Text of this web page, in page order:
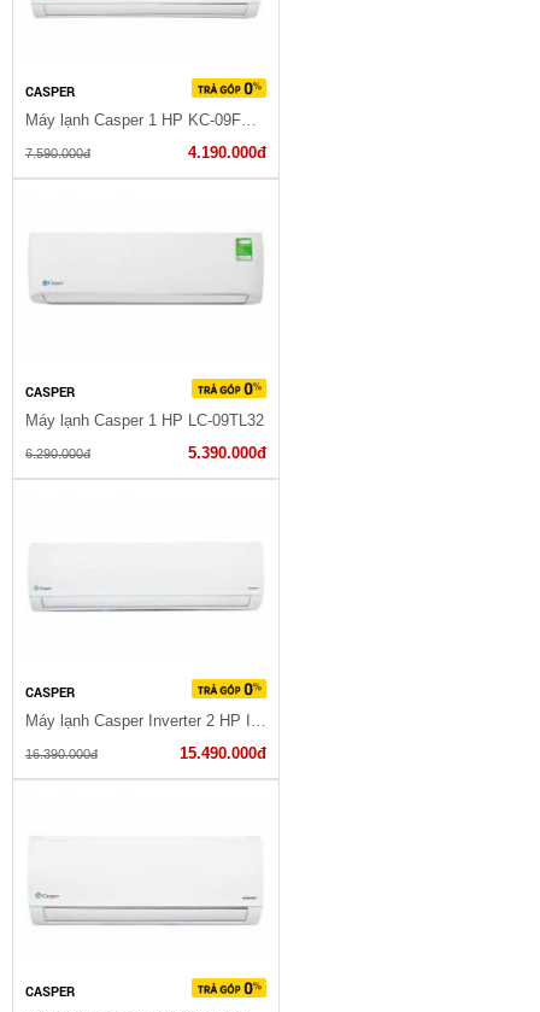
CASPER
7.590.000đ 4.190.000đ
CASPER
Máy lạnh Casper 1 HP LC-09TL32
6.290.000đ 5.390.000đ
CASPER
16.390.000đ 15.490.000đ
CASPER